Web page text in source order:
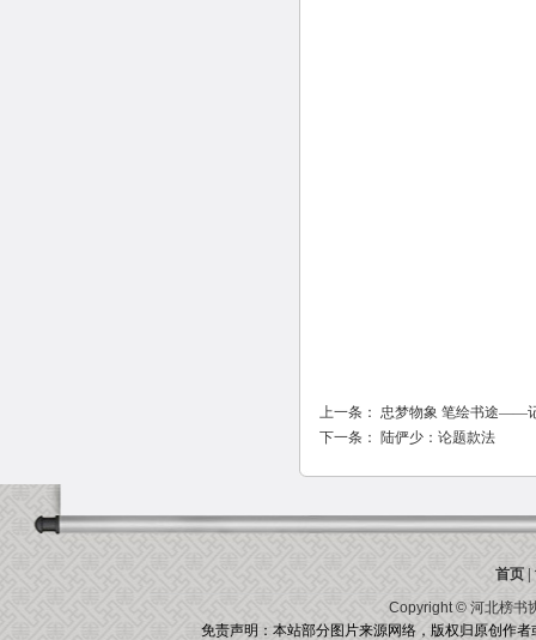
上一条： 忠梦物象 笔绘书途——
下一条： 陆俨少：论题款法
首页|
Copyright © 河北榜书
免责声明：本站部分图片来源网络，版权归原创作